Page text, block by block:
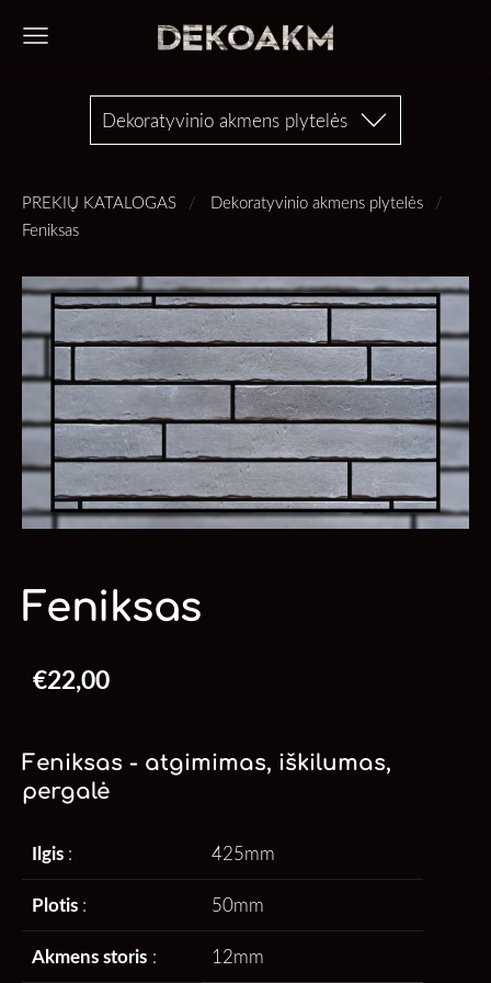
Dekoratyvinio akmens plytelės
PREKIŲ KATALOGAS
Dekoratyvinio akmens plytelės
Feniksas
Feniksas
€22,00
Feniksas - atgimimas, iškilumas,
pergalė
Ilgis : 425mm
Plotis : 50mm
Akmens storis : 12mm